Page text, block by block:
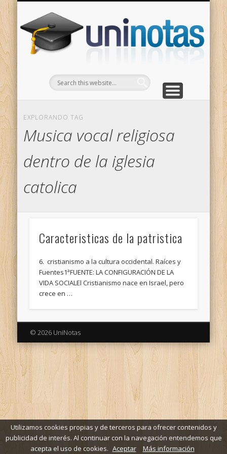
EXPLORANDO TAG
Musica vocal religiosa
dentro de la iglesia
catolica
Caracteristicas de la patristica
6. cristianismo a la cultura occidental. Raíces y
Fuentes1ªFUENTE: LA CONFIGURACIÓN DE LA
VIDA SOCIALEl Cristianismo nace en Israel, pero
crece en …
© 2026 UniNotas
Utilizamos cookies propias y de terceros para ofrecer contenidos y
publicidad de interés. Al continuar con la navegación entendemos que
acepta el uso de cookies. Aceptar Más información